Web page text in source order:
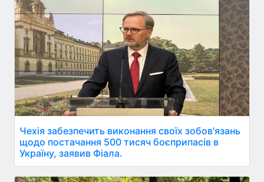
Чехія забезпечить виконання своїх зобов'язань
щодо постачання 500 тисяч боєприпасів в
Україну, заявив Фіала.